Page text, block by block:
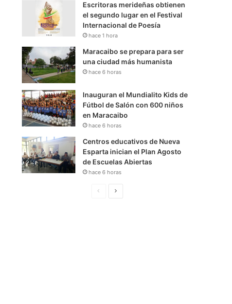
Escritoras merideñas obtienen
el segundo lugar en el Festival
Internacional de Poesía
hace 1 hora
Maracaibo se prepara para ser
una ciudad más humanista
hace 6 horas
Inauguran el Mundialito Kids de
Fútbol de Salón con 600 niños
en Maracaibo
hace 6 horas
Centros educativos de Nueva
Esparta inician el Plan Agosto
de Escuelas Abiertas
hace 6 horas
S